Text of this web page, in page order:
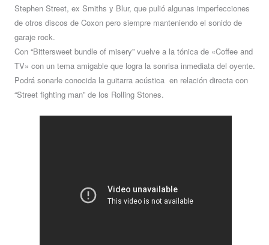
Stephen Street, ex Smiths y Blur, que pulió algunas imperfecciones
de otros discos de Coxon pero siempre manteniendo el sonido de
garaje rock.
Con “Bittersweet bundle of misery” vuelve a la tónica de «Coffee and
TV» con un tema amigable que logra la sonrisa inmediata del oyente.
Podrá sonarle conocida la guitarra acústica en relación directa con
“Street fighting man” de los Rolling Stones.